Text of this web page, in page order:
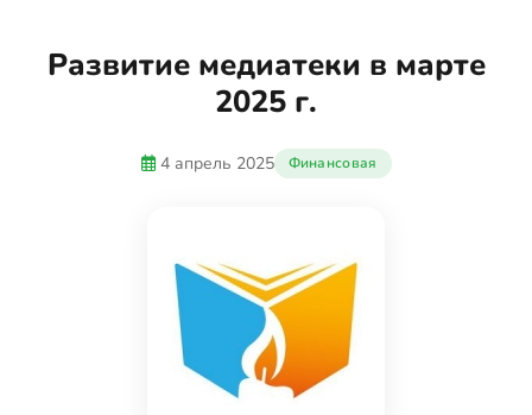
Развитие медиатеки в марте
2025 г.
4 апрель 2025 Финансовая